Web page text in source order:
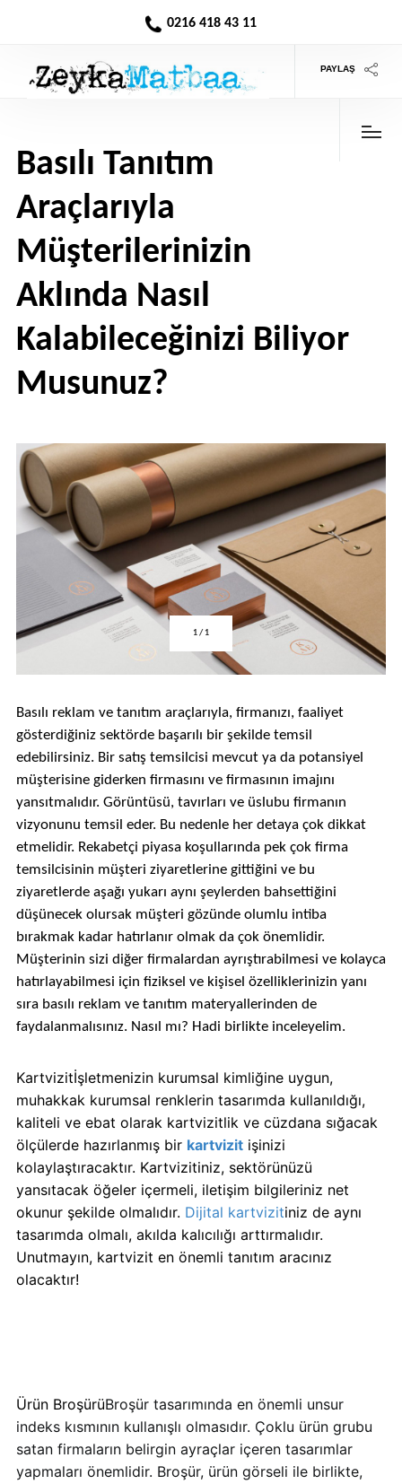
0216 418 43 11
PAYLAŞ
Basılı Tanıtım
Araçlarıyla
Müşterilerinizin
Aklında Nasıl
Kalabileceğinizi Biliyor
Musunuz?
>
1/1
Basılı reklam ve tanıtım araçlarıyla, firmanızı, faaliyet
gösterdiğiniz sektörde başarılı bir şekilde temsil
edebilirsiniz. Bir satış temsilcisi mevcut ya da potansiyel
müşterisine giderken firmasını ve firmasının imajını
yansıtmalıdır. Görüntüsü, tavırları ve üslubu firmanın
vizyonunu temsil eder. Bu nedenle her detaya çok dikkat
etmelidir. Rekabetçi piyasa koşullarında pek çok firma
temsilcisinin müşteri ziyaretlerine gittiğini ve bu
ziyaretlerde aşağı yukarı aynı şeylerden bahsettiğini
düşünecek olursak müşteri gözünde olumlu intiba
bırakmak kadar hatırlanır olmak da çok önemlidir.
Müşterinin sizi diğer firmalardan ayrıştırabilmesi ve kolayca
hatırlayabilmesi için fiziksel ve kişisel özelliklerinizin yanı
sıra basılı reklam ve tanıtım materyallerinden de
faydalanmalısınız. Nasıl mı? Hadi birlikte inceleyelim.
Kartvizitİşletmenizin kurumsal kimliğine uygun,
muhakkak kurumsal renklerin tasarımda kullanıldığı,
kaliteli ve ebat olarak kartvizitlik ve cüzdana sığacak
ölçülerde hazırlanmış bir kartvizitişinizi
kolaylaştıracaktır. Kartvizitiniz, sektörünüzü
yansıtacak öğeler içermeli, iletişim bilgileriniz net
okunur şekilde olmalıdır. Dijital kartvizitiniz de aynı
tasarımda olmalı, akılda kalıcılığı arttırmalıdır.
Unutmayın, kartvizit en önemli tanıtım aracınız
olacaktır!
Ürün BroşürüBroşür tasarımında en önemli unsur
indeks kısmının kullanışlı olmasıdır. Çoklu ürün grubu
satan firmaların belirgin ayraçlar içeren tasarımlar
yapmaları önemlidir. Broşür, ürün görseli ile birlikte,